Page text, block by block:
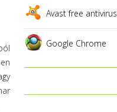
Avast free antivirus
Google Chrome